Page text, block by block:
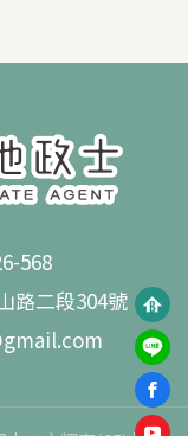
568
路二段304號